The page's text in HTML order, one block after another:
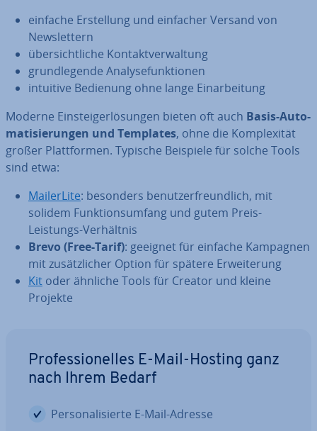
einfache Er­stel­lung und einfacher Versand von
News­let­tern
über­sicht­li­che Kon­takt­ver­wal­tung
grund­le­gen­de Ana­ly­se­funk­tio­nen
intuitive Bedienung ohne lange Ein­ar­bei­tung
Moderne Ein­stei­ger­lö­sun­gen bieten oft auch Basis-Au­to­
ma­ti­sie­run­gen und Templates, ohne die Kom­ple­xi­tät
großer Platt­for­men. Typische Beispiele für solche Tools
sind etwa:
Mail­er­Li­te: besonders be­nut­zer­freund­lich, mit
solidem Funk­ti­ons­um­fang und gutem Preis-
Leistungs-Ver­hält­nis
Brevo (Free-Tarif): geeignet für einfache Kampagnen
mit zu­sätz­li­cher Option für spätere Er­wei­te­rung
Kit oder ähnliche Tools für Creator und kleine
Projekte
Pro­fes­sio­nel­les E-Mail-Hosting ganz
nach Ihrem Bedarf
Per­so­na­li­sier­te E-Mail-Adresse